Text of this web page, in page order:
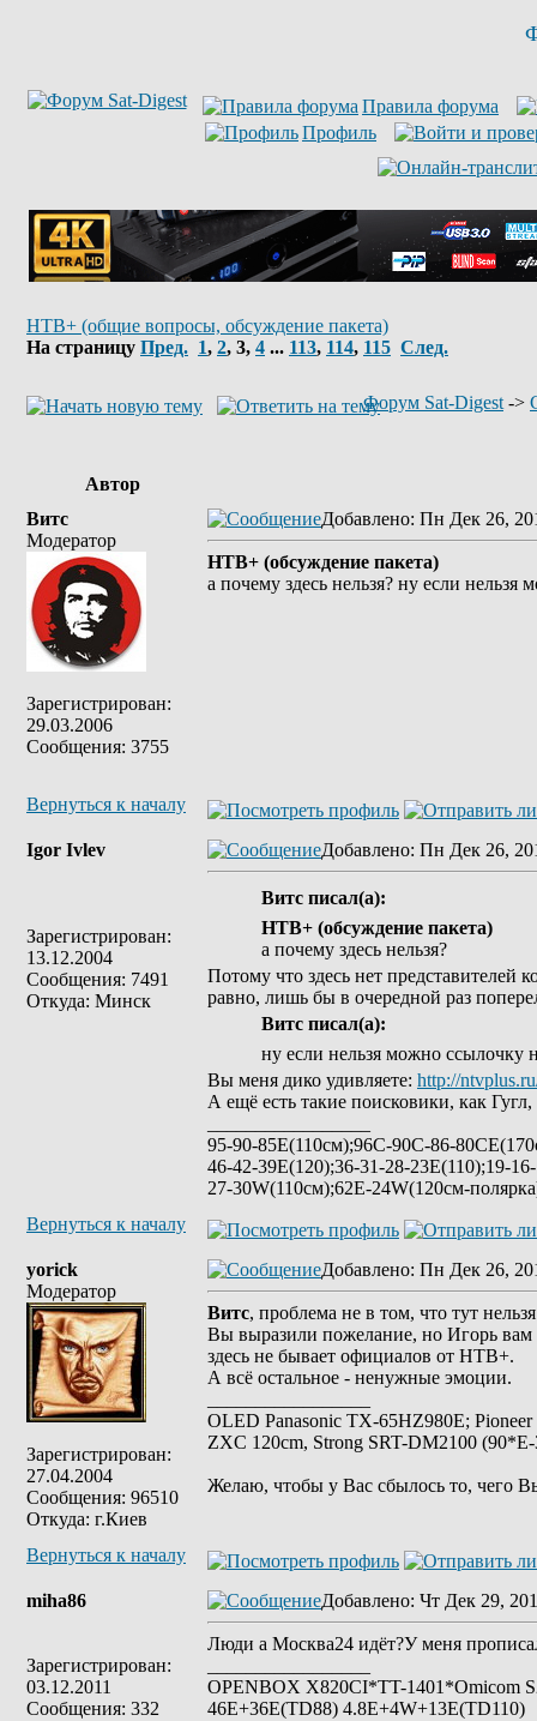
Правила форума
Профиль
НТВ+ (общие вопросы, обсуждение пакета)
На страницу Пред. 1, 2, 3, 4 ... 113, 114, 115 След.
Форум Sat-Digest ->
Автор
Витс
Модератор
Зарегистрирован:
29.03.2006
Сообщения: 3755
Добавлено: Пн Дек 26,
НТВ+ (обсуждение пакета)
а почему здесь нельзя? ну если
Вернуться к началу
Igor Ivlev
Зарегистрирован:
13.12.2004
Сообщения: 7491
Откуда: Минск
Добавлено: Пн Дек 26,
Витс писал(а):
НТВ+ (обсуждение пакета)
а почему здесь нельзя?
Потому что здесь нет
равно, лишь бы в очередной раз
Витс писал(а):
ну если нельзя можно ссылочку
Вы меня дико удивляете: http://
А ещё есть такие поисковики, как
95-90-85Е(110см);96C-90C-86-
46-42-39E(120);36-31-28-23E(110);19-
27-30W(110см);62E-24W(120см-
Вернуться к началу
yorick
Модератор
Зарегистрирован:
27.04.2004
Сообщения: 96510
Откуда: г.Киев
Добавлено: Пн Дек 26,
Витс, проблема не в том, что тут
Вы выразили пожелание, но Игорь вам
здесь не бывает официалов от НТВ+.
А всё остальное - ненужные эмоции.
OLED Panasonic TX-65HZ980E;
ZXC 120cm, Strong SRT-DM2100
Желаю, чтобы у Вас сбылось то, чего
Вернуться к началу
miha86
Зарегистрирован:
03.12.2011
Сообщения: 332
Добавлено: Чт Дек 29,
Люди а Москва24 идёт?У меня
OPENBOX X820CI*TT-1401*Omicom
46E+36E(TD88) 4.8E+4W+13E(TD110)